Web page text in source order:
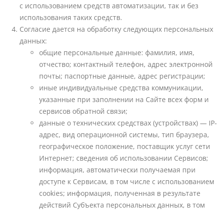
с использованием средств автоматизации, так и без
использования таких средств.
Согласие дается на обработку следующих персональных
данных:
общие персональные данные: фамилия, имя,
отчество; контактный телефон, адрес электронной
почты; паспортные данные, адрес регистрации;
иные индивидуальные средства коммуникации,
указанные при заполнении на Сайте всех форм и
сервисов обратной связи;
данные о технических средствах (устройствах) — IP-
адрес, вид операционной системы, тип браузера,
географическое положение, поставщик услуг сети
Интернет; сведения об использовании Сервисов;
информация, автоматически получаемая при
доступе к Сервисам, в том числе с использованием
cookies; информация, полученная в результате
действий Субъекта персональных данных, в том